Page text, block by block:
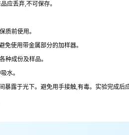
应丢弃,不可保存。
质前使用。
免使用带金属部分的加样器。
种成份及样品。
水。
暴露于光下。避免用手接触,有毒。实验完成后